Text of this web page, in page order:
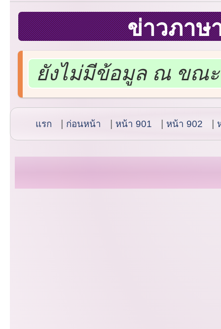
ข่าวภาษ
ยังไม่มีข้อมูล ณ ขณ
แรก ก่อนหน้า หน้า 901 หน้า 902